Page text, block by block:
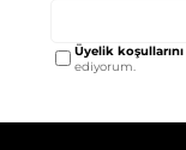
Üyelik koşullarını
ediyorum.